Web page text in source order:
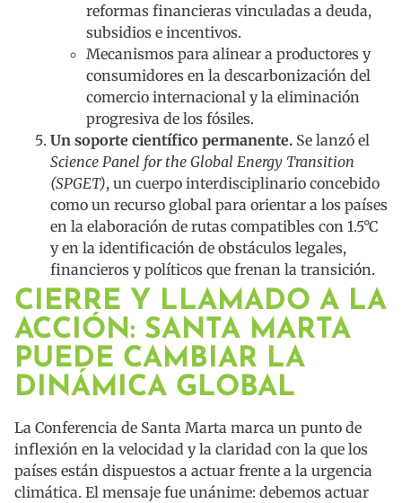
reformas financieras vinculadas a deuda,
subsidios e incentivos.
Mecanismos para alinear a productores y
consumidores en la descarbonización del
comercio internacional y la eliminación
progresiva de los fósiles.
Un soporte científico permanente. Se lanzó el
Science Panel for the Global Energy Transition
(SPGET), un cuerpo interdisciplinario concebido
como un recurso global para orientar a los países
en la elaboración de rutas compatibles con 1.5°C
y en la identificación de obstáculos legales,
financieros y políticos que frenan la transición.
CIERRE Y LLAMADO A LA
ACCIÓN: SANTA MARTA
PUEDE CAMBIAR LA
DINÁMICA GLOBAL
La Conferencia de Santa Marta marca un punto de
inflexión en la velocidad y la claridad con la que los
países están dispuestos a actuar frente a la urgencia
climática. El mensaje fue unánime: debemos actuar